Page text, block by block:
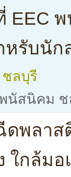
EEC
หรับนัก
ชลบุรี
นัสนิคม
ดพลา
ใกล้มอ